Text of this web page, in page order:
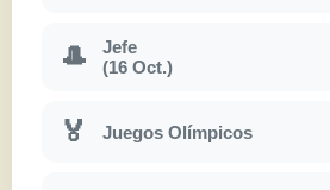
🎩
Jefe
(16 Oct.)
🏅 Juegos Olímpicos